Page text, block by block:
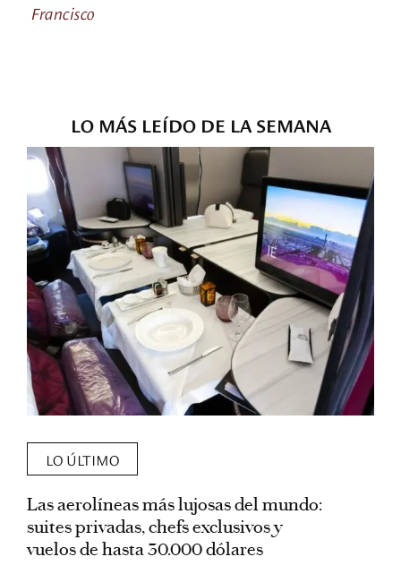
Francisco
LO MÁS LEÍDO DE LA SEMANA
LO ÚLTIMO
Las aerolíneas más lujosas del mundo:
suites privadas, chefs exclusivos y
vuelos de hasta 30.000 dólares